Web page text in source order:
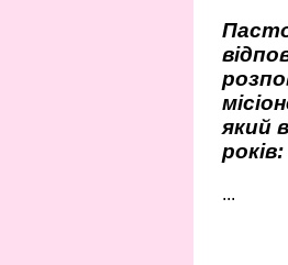
який
років:
...